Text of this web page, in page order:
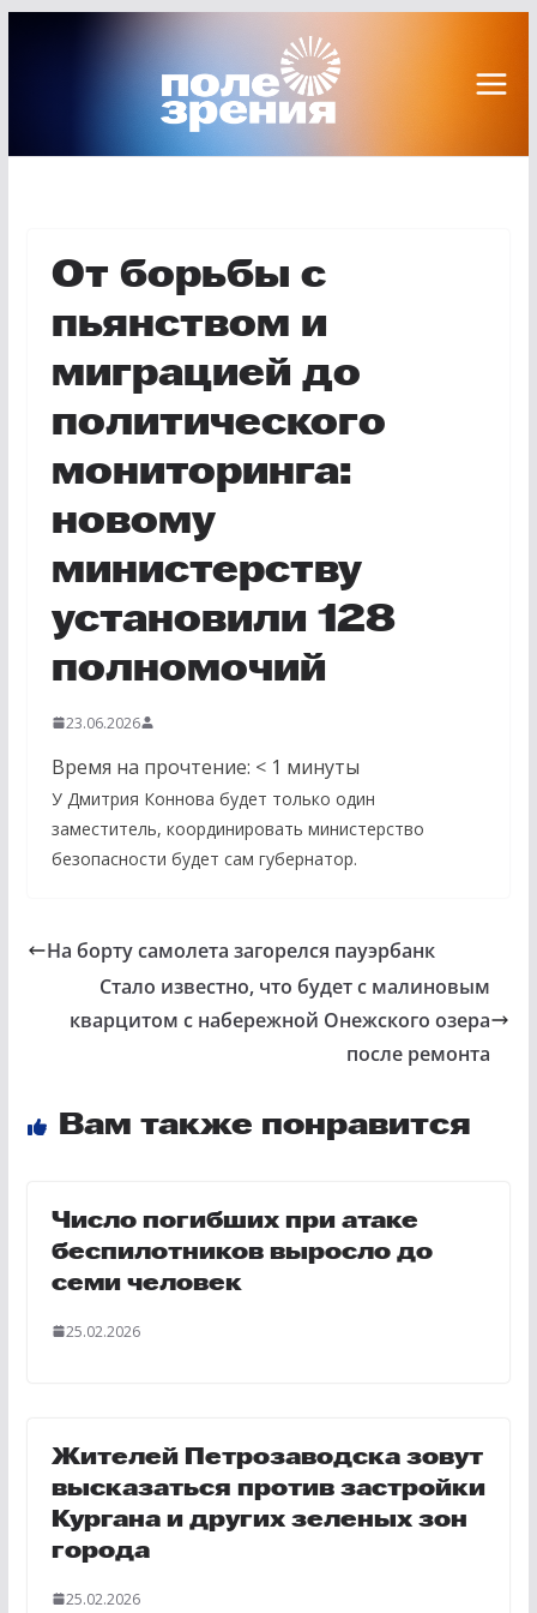
От борьбы с
пьянством и
миграцией до
политического
мониторинга:
новому
министерству
установили 128
полномочий
23.06.2026
Время на прочтение: < 1 минуты
У Дмитрия Коннова будет только один
заместитель, координировать министерство
безопасности будет сам губернатор.
На борту самолета загорелся пауэрбанк
Стало известно, что будет с малиновым
кварцитом с набережной Онежского озера
после ремонта
Вам также понравится
Число погибших при атаке
беспилотников выросло до
семи человек
25.02.2026
Жителей Петрозаводска зовут
высказаться против застройки
Кургана и других зеленых зон
города
25.02.2026